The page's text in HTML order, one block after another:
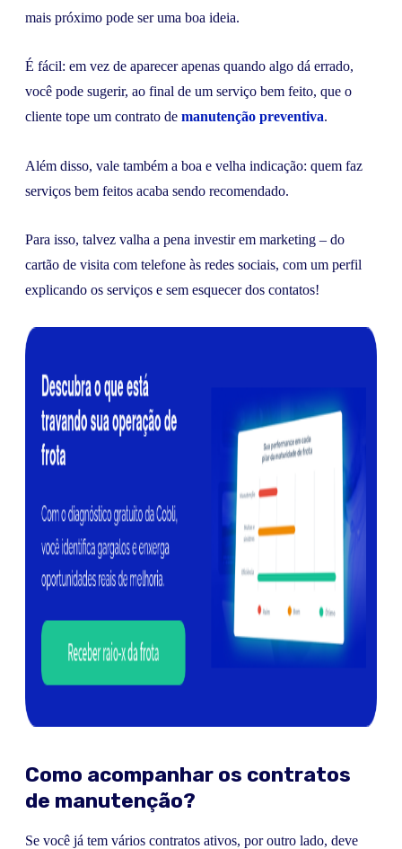
mais próximo pode ser uma boa ideia.
É fácil: em vez de aparecer apenas quando algo dá errado,
você pode sugerir, ao final de um serviço bem feito, que o
cliente tope um contrato de manutenção preventiva.
Além disso, vale também a boa e velha indicação: quem faz
serviços bem feitos acaba sendo recomendado.
Para isso, talvez valha a pena investir em marketing – do
cartão de visita com telefone às redes sociais, com um perfil
explicando os serviços e sem esquecer dos contatos!
Como acompanhar os contratos
de manutenção?
Se você já tem vários contratos ativos, por outro lado, deve